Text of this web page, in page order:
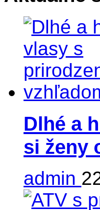
Dlhé a
si ženy
admin